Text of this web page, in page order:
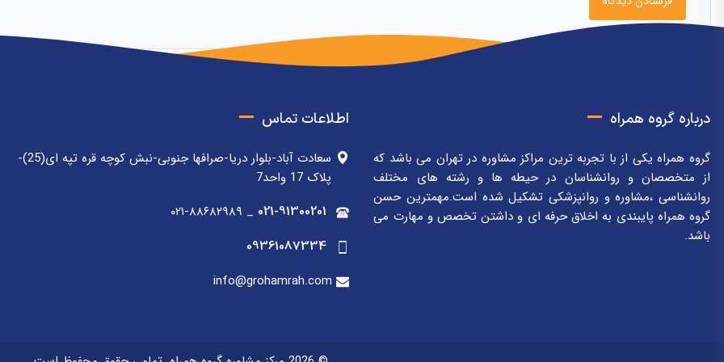
درباره گروه همراه
گروه همراه یکی از با تجربه ترین مراکز مشاوره در تهران می باشد که
از متخصصان و روانشناسان در حیطه ها و رشته های مختلف
روانشناسی ،مشاوره و روانپزشکی تشکیل شده است.مهمترین حسن
گروه همراه پایبندی به اخلاق حرفه ای و داشتن تخصص و مهارت می
باشد.
اطلاعات تماس
سعادت آباد-بلوار دریا-صرافها جنوبی-نبش کوچه قره تپه ای(25)-
پلاک 17 واحد7
021-91300201
_ ۰۲۱-۸۸۶۸۲۹۸۹
09361087334
info@grohamrah.com